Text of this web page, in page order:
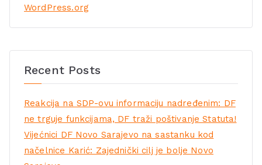
WordPress.org
Recent Posts
Reakcija na SDP-ovu informaciju nadređenim: DF
ne trguje funkcijama, DF traži poštivanje Statuta!
Vijećnici DF Novo Sarajevo na sastanku kod
načelnice Karić: Zajednički cilj je bolje Novo